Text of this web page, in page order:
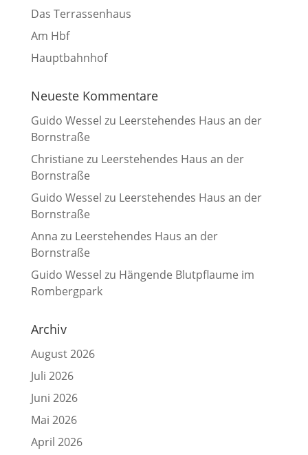
Das Terrassenhaus
Am Hbf
Hauptbahnhof
Neueste Kommentare
Guido Wessel zu Leerstehendes Haus an der
Bornstraße
Christiane zu Leerstehendes Haus an der
Bornstraße
Guido Wessel zu Leerstehendes Haus an der
Bornstraße
Anna zu Leerstehendes Haus an der
Bornstraße
Guido Wessel zu Hängende Blutpflaume im
Rombergpark
Archiv
August 2026
Juli 2026
Juni 2026
Mai 2026
April 2026